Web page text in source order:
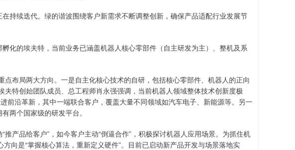
续迭代。绿的谐波围绕客户新需求不断调整创新，确保产品适配行业发展节
的埃夫特，当前业务已涵盖机器人核心零部件（自主研发为主）、整机及系
布局两大方向。一是自主化核心技术的自研，包括核心零部件、机器人的正向
夫特创始团队成员、总工程师肖永强强调，当前机器人领域整体技术创新度极
前沿革新，其中一端联合客户，覆盖大量不同领域如汽车电子、新能源等。另一
两个国家级的研发平台。
产品给客户”，如今客户主动“倒逼合作”，积极探讨机器人应用场景。为抓住机
向是“掌握核心算法，重新定义硬件”。目前已启动新产品开发与场景落地实